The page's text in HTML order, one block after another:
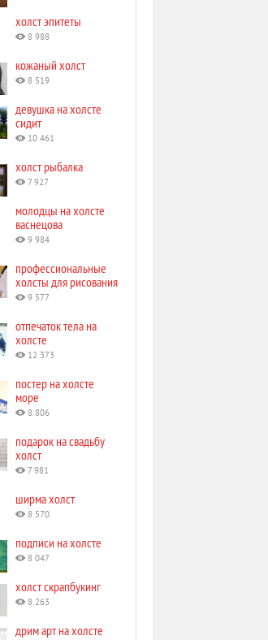
холст эпитеты
8 988
кожаный холст
8 519
девушка на холсте
сидит
10 461
холст рыбалка
7 927
молодцы на холсте
васнецова
9 984
профессиональные
холсты для рисования
9 577
отпечаток тела на
холсте
12 373
постер на холсте
море
8 806
подарок на свадьбу
холст
7 981
ширма холст
8 570
подписи на холсте
8 047
холст скрапбукинг
8 263
дрим арт на холсте